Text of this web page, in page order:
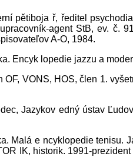
pětiboja ř, ředitel
agent StB, ev. č.
A-O, 1984.
Encyk lopedie jazzu a
VONS, HOS, člen 1.
Jazykov edný ústav
Malá e ncyklopedie tenisu.
IK, historik. 1991-